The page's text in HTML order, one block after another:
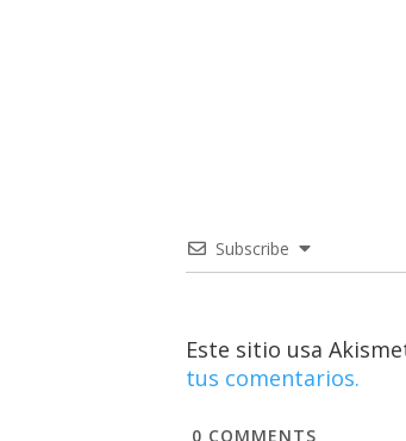
Subscribe
Este sitio usa
tus comentarios.
0 COMMENTS